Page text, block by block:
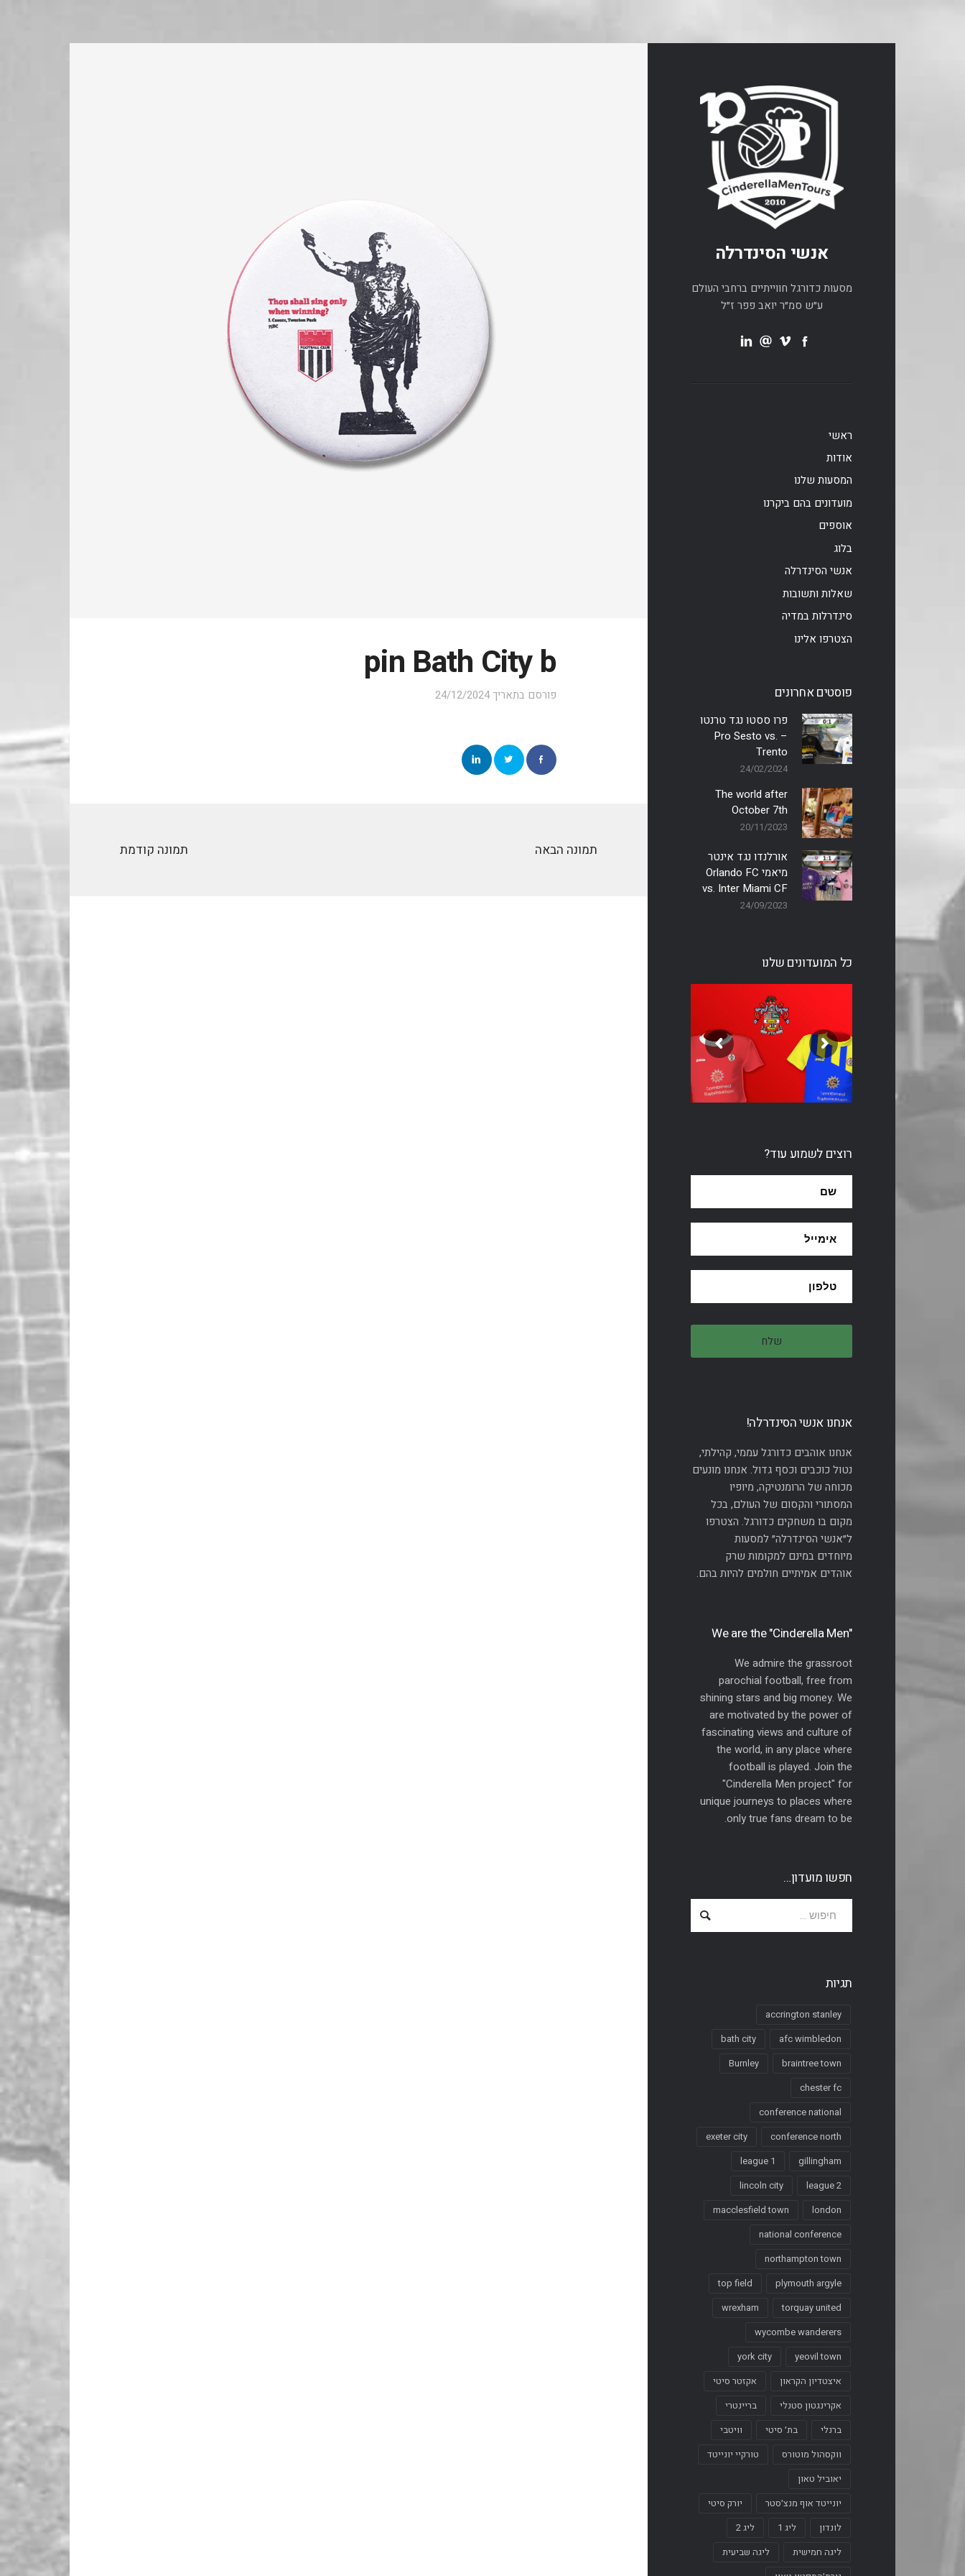
אנשי הסינדרלה
מסעות כדורגל חווייתיים ברחבי העולם
ע״ש סמ״ר יואב פפר ז״ל
ראשי
אודות
המסעות שלנו
מועדונים בהם ביקרנו
אוספים
בלוג
אנשי הסינדרלה
שאלות ותשובות
סינדרלות במדיה
הצטרפו אלינו
פוסטים אחרונים
פרו ססטו נגד טרנטו
– Pro Sesto vs.
Trento
24/02/2024
The world after
October 7th
20/11/2023
אורלנדו נגד אינטר
מיאמי Orlando FC
vs. Inter Miami CF
24/09/2023
כל המועדונים שלנו
רוצים לשמוע עוד?
אנחנו אנשי הסינדרלה!
אנחנו אוהבים כדורגל עממי, קהילתי,
נטול כוכבים וכסף גדול. אנחנו מונעים
מכוחה של הרומנטיקה, מיופיו
המסתורי והקסום של העולם, בכל
מקום בו משחקים כדורגל. הצטרפו
ל״אנשי הסינדרלה״ למסעות
מיוחדים במינם למקומות שרק
אוהדים אמיתיים חולמים להיות בהם.
"We are the "Cinderella Men
We admire the grassroot
parochial football, free from
shining stars and big money. We
are motivated by the power of
fascinating views and culture of
the world, in any place where
football is played. Join the
"Cinderella Men project" for
unique journeys to places where
only true fans dream to be.
חפשו מועדון…
תגיות
accrington stanley
afc wimbledon
bath city
braintree town
Burnley
chester fc
conference national
conference north
exeter city
gillingham
league 1
league 2
lincoln city
london
macclesfield town
national conference
northampton town
plymouth argyle
top field
torquay united
wrexham
wycombe wanderers
yeovil town
york city
איצטדיון הקראון
אקזטר סיטי
אקרינגטון סטנלי
בריינטרי
ברנלי
בת׳ סיטי
וויטבי
ווקסהול מוטורס
טורקיי יונייטד
יאוביל טאון
יונייטד אוף מנצ׳סטר
יורק סיטי
לונדון
ליג 1
ליג 2
ליגה חמישית
ליגה שביעית
pin Bath City b
פורסם בתאריך24/12/2024
תמונה קודמת תמונה הבאה